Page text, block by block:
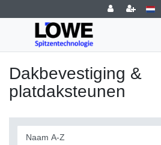
Dakbevestiging &
platdaksteunen